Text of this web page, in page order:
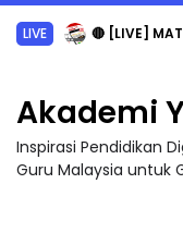
LIVE 🔴 [LIVE] MATEMATIK SR,
Akademi
Inspirasi Pendidikan
Guru Malaysia untuk